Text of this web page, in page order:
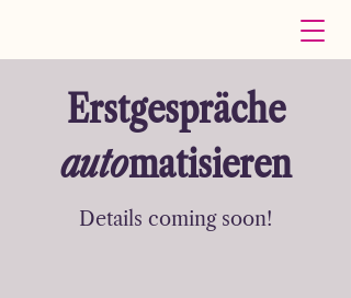
Erstgespräche
automatisieren
Details coming soon!